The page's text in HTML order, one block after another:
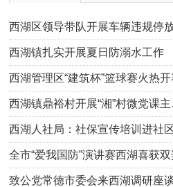
西湖区领导带队开展车辆违规停
西湖镇扎实开展夏日防溺水工作
西湖管理区“建筑杯”篮球赛火热开
西湖镇鼎裕村开展“湘”村微党课
西湖人社局：社保宣传培训进社
全市“爱我国防”演讲赛西湖喜获双
致公党常德市委会来西湖调研座